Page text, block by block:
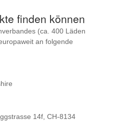
finden können
(ca. 400 Läden
an folgende
14f, CH-8134